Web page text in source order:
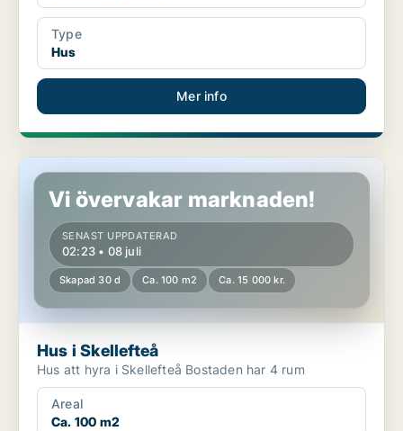
Type
Hus
Mer info
Hus i Skellefteå
Vi övervakar marknaden!
SENAST UPPDATERAD
02:23 • 08 juli
Skapad 30 d Ca. 100 m2 Ca. 15 000 kr.
Hus i Skellefteå
Hus att hyra i Skellefteå Bostaden har 4 rum
Areal
Ca. 100 m2